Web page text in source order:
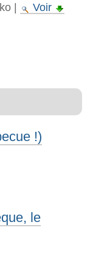
|
Voir
!)
le